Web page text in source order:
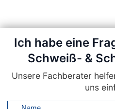
Ich habe eine
Schweiß- &
Unsere Fachberater
uns